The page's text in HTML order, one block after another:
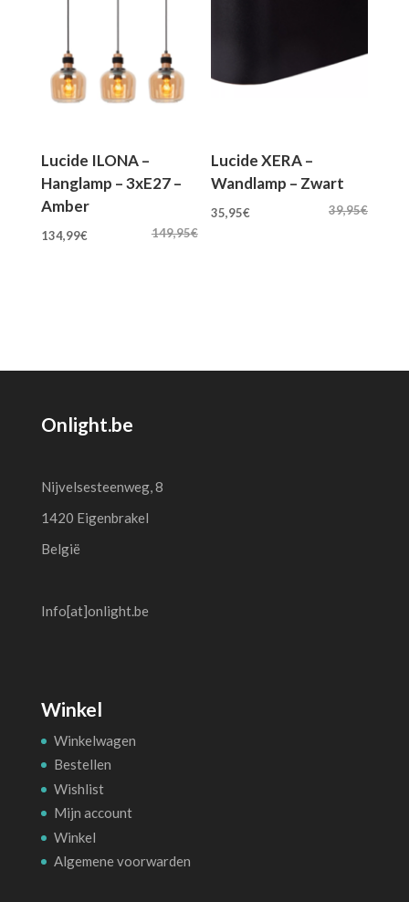
Lucide ILONA –
Hanglamp – 3xE27 –
Amber
149,95€
Oorspronkelijke
134,99€Huidige
Lucide XERA –
Wandlamp – Zwart
39,95€
Oorspronkelijke
35,95€
Onlight.be
Nijvelsesteenweg, 8
1420 Eigenbrakel
België
Info[at]onlight.be
Winkel
Winkelwagen
Bestellen
Wishlist
Mijn account
Winkel
Algemene voorwarden